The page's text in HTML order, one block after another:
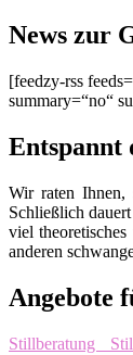
News zur
[feedzy-rss
summary=“no“
Entspannt
Wir raten Ihnen,
Schließlich
viel
anderen
Angebote
Stillberatung